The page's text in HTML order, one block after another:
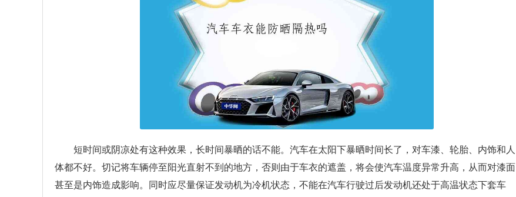
短时间或阴凉处有这种效果，长时间暴晒的话不能。汽车在太阳下暴晒时间长了，对车漆、轮胎、内饰和人
体都不好。切记将车辆停至阳光直射不到的地方，否则由于车衣的遮盖，将会使汽车温度异常升高，从而对漆面
甚至是内饰造成影响。同时应尽量保证发动机为冷机状态，不能在汽车行驶过后发动机还处于高温状态下套车